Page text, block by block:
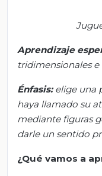
Aprendizaje
tridimensionales
Énfasis: elige una
haya llamado su
mediante figuras
darle un sentido
¿Qué vamos a